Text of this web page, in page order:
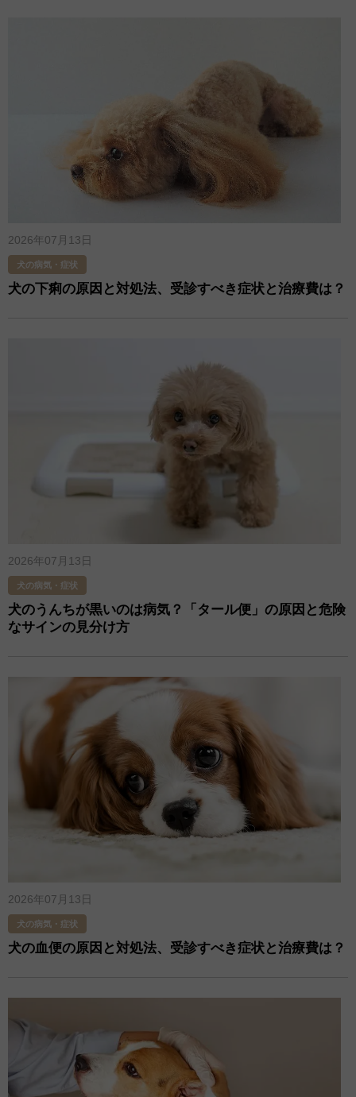
2026年07月13日
犬の病気・症状
犬の下痢の原因と対処法、受診すべき症状と治療費は？
2026年07月13日
犬の病気・症状
犬のうんちが黒いのは病気？「タール便」の原因と危険
なサインの見分け方
2026年07月13日
犬の病気・症状
犬の血便の原因と対処法、受診すべき症状と治療費は？